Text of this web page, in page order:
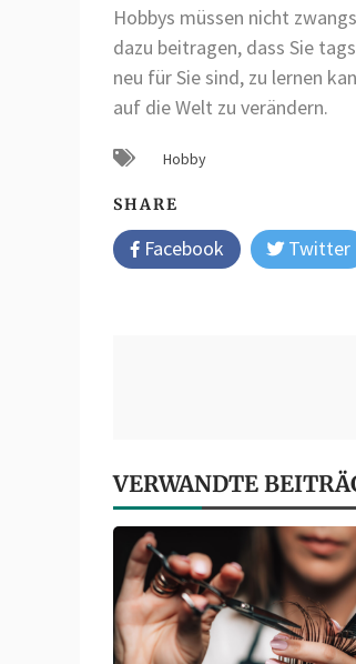
Hobbys müssen nicht
dazu beitragen, dass Sie
neu für Sie sind, zu lernen
auf die Welt zu verändern.
Hobby
SHARE
Facebook Twitter
VERWANDTE